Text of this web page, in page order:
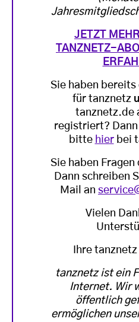
JETZT
TANZNETZ-
Sie haben
für tanznetz
tanznetz.de
registriert? Dann
bitte hierbei
Sie haben
Dann schreiben
Mail an
Vielen
Ihre
tanznetz ist ein
Internet. Wir
öffentlich
ermöglichen